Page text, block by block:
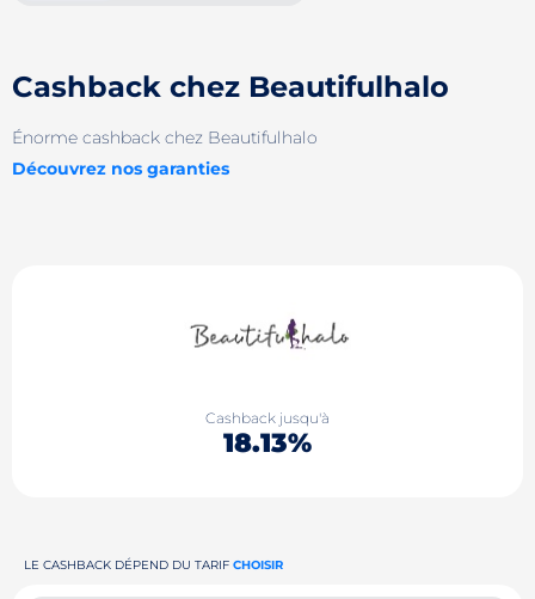
Cashback chez Beautifulhalo
Énorme cashback chez Beautifulhalo
Découvrez nos garanties
Cashback jusqu'à
18.13%
LE CASHBACK DÉPEND DU TARIF CHOISIR